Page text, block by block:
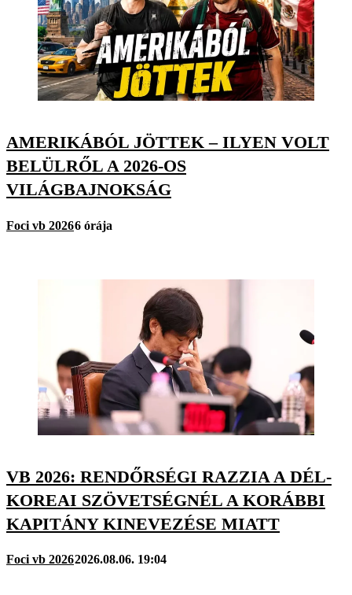
AMERIKÁBÓL JÖTTEK – ILYEN VOLT
BELÜLRŐL A 2026-OS
VILÁGBAJNOKSÁG
Foci vb 20266 órája
VB 2026: RENDŐRSÉGI RAZZIA A DÉL-
KOREAI SZÖVETSÉGNÉL A KORÁBBI
KAPITÁNY KINEVEZÉSE MIATT
Foci vb 20262026.08.06. 19:04